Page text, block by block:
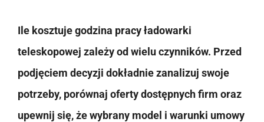
Ile kosztuje godzina pracy ładowarki
teleskopowej zależy od wielu czynników. Przed
podjęciem decyzji dokładnie zanalizuj swoje
potrzeby, porównaj oferty dostępnych firm oraz
upewnij się, że wybrany model i warunki umowy